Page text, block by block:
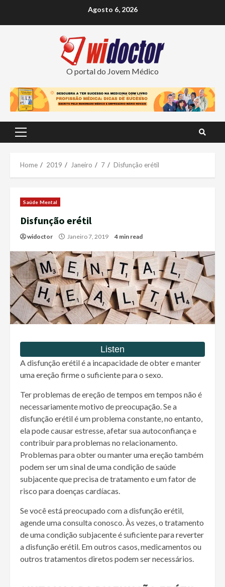
Agosto 6, 2026
O portal do Jovem Médico
Primary
Home 2019 Janeiro 7 Disfunção erétil
Saúde Mental
Disfunção erétil
widoctor Janeiro 7, 2019 4 min read
A disfunção erétil é a incapacidade de obter e manter
uma ereção firme o suficiente para o sexo.
Ter problemas de ereção de tempos em tempos não é
necessariamente motivo de preocupação. Se a
disfunção erétil é um problema constante, no entanto,
ela pode causar estresse, afetar sua autoconfiança e
contribuir para problemas no relacionamento.
Problemas para obter ou manter uma ereção também
podem ser um sinal de uma condição de saúde
subjacente que precisa de tratamento e um fator de
risco para doenças cardíacas.
Se você está preocupado com a disfunção erétil,
agende uma consulta conosco. Às vezes, o tratamento
de uma condição subjacente é suficiente para reverter
a disfunção erétil. Em outros casos, medicamentos ou
outros tratamentos diretos podem ser necessários.